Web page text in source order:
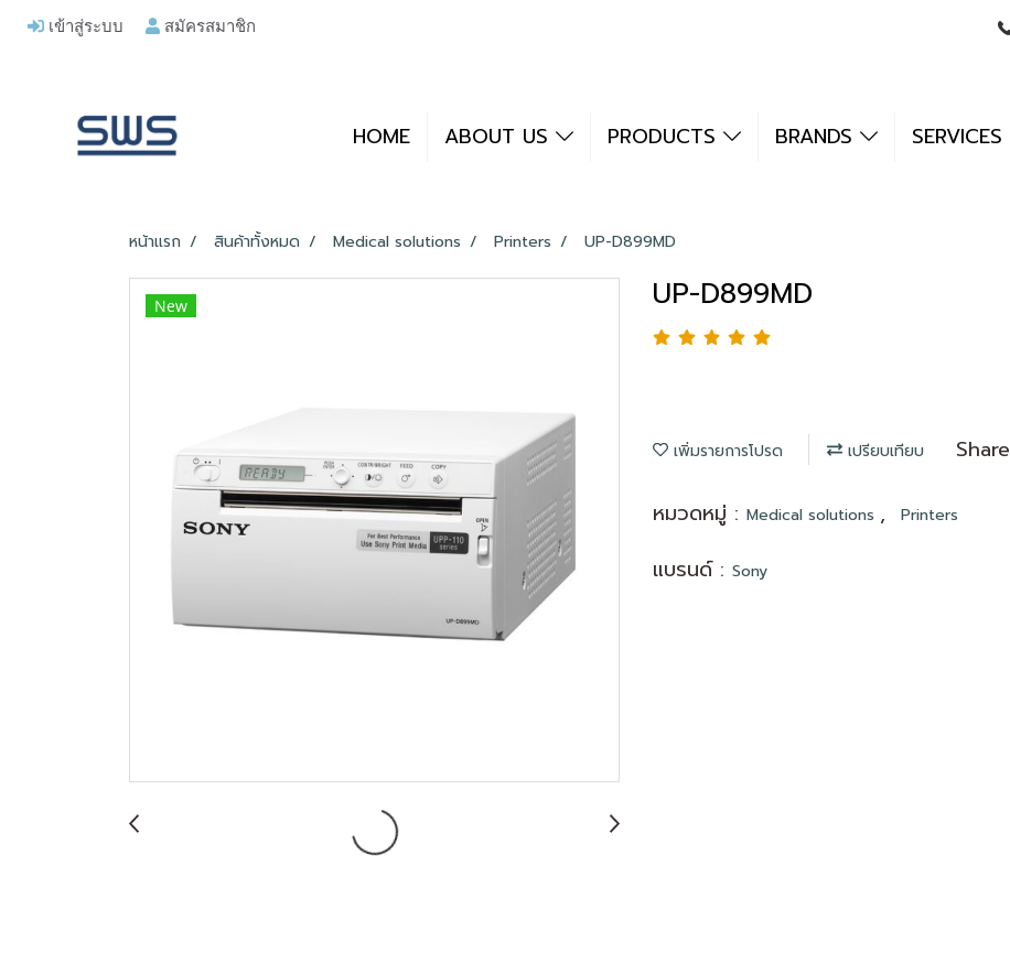
เข้าสู่ระบบ สมัครสมาชิก
HOME ABOUT US PRODUCTS BRANDS SERVICES
หน้าแรก สินค้าทั้งหมด Medical solutions Printers UP-D899MD
New UP-D899MD
เพิ่มรายการโปรด เปรียบเทียบ Share
หมวดหมู่ : Medical solutions , Printers
แบรนด์ : Sony